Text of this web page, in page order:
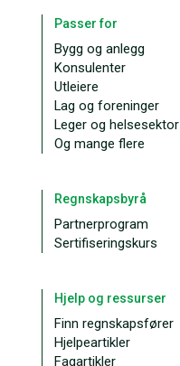
Passer for
Bygg og anlegg
Konsulenter
Utleiere
Lag og foreninger
Leger og helsesektor
Og mange flere
Regnskapsbyrå
Partnerprogram
Sertifiseringskurs
Hjelp og ressurser
Finn regnskapsfører
Hjelpeartikler
Fagartikler